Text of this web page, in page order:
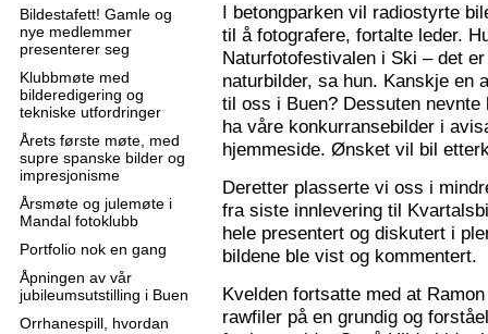
Bildestafett! Gamle og
nye medlemmer
presenterer seg
Klubbmøte med
bilderedigering og
tekniske utfordringer
Årets første møte, med
supre spanske bilder og
impresjonisme
Årsmøte og julemøte i
Mandal fotoklubb
Portfolio nok en gang
Åpningen av vår
jubileumsutstilling i Buen
Orrhanespill, hvordan
I betongparken vil radiostyrte
til å fotografere, fortalte leder.
Naturfotofestivalen i Ski – det
naturbilder, sa hun. Kanskje en
til oss i Buen? Dessuten
ha våre konkurransebilder i
hjemmeside. Ønsket vil bil
Deretter plasserte vi oss i
fra siste innlevering til
hele presentert og diskutert i
bildene ble vist og kommentert.
Kvelden fortsatte med at
rawfiler på en grundig og